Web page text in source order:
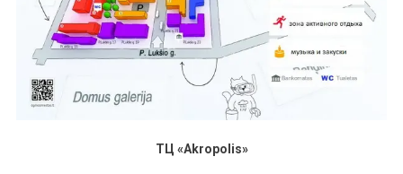
ТЦ «Akropolis»